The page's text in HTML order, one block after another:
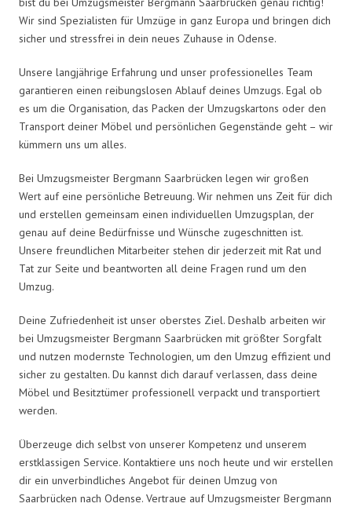
Wir sind Spezialisten für Umzüge in ganz Europa und bringen dich
sicher und stressfrei in dein neues Zuhause in Odense.
Unsere langjährige Erfahrung und unser professionelles Team
garantieren einen reibungslosen Ablauf deines Umzugs. Egal ob
es um die Organisation, das Packen der Umzugskartons oder den
Transport deiner Möbel und persönlichen Gegenstände geht – wir
kümmern uns um alles.
Bei Umzugsmeister Bergmann Saarbrücken legen wir großen
Wert auf eine persönliche Betreuung. Wir nehmen uns Zeit für dich
und erstellen gemeinsam einen individuellen Umzugsplan, der
genau auf deine Bedürfnisse und Wünsche zugeschnitten ist.
Unsere freundlichen Mitarbeiter stehen dir jederzeit mit Rat und
Tat zur Seite und beantworten all deine Fragen rund um den
Umzug.
Deine Zufriedenheit ist unser oberstes Ziel. Deshalb arbeiten wir
bei Umzugsmeister Bergmann Saarbrücken mit größter Sorgfalt
und nutzen modernste Technologien, um den Umzug effizient und
sicher zu gestalten. Du kannst dich darauf verlassen, dass deine
Möbel und Besitztümer professionell verpackt und transportiert
werden.
Überzeuge dich selbst von unserer Kompetenz und unserem
erstklassigen Service. Kontaktiere uns noch heute und wir erstellen
dir ein unverbindliches Angebot für deinen Umzug von
Saarbrücken nach Odense. Vertraue auf Umzugsmeister Bergmann